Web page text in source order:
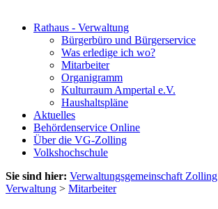
Rathaus - Verwaltung
Bürgerbüro und Bürgerservice
Was erledige ich wo?
Mitarbeiter
Organigramm
Kulturraum Ampertal e.V.
Haushaltspläne
Aktuelles
Behördenservice Online
Über die VG-Zolling
Volkshochschule
Sie sind hier: Verwaltungsgemeinschaft Zolling
Verwaltung > Mitarbeiter